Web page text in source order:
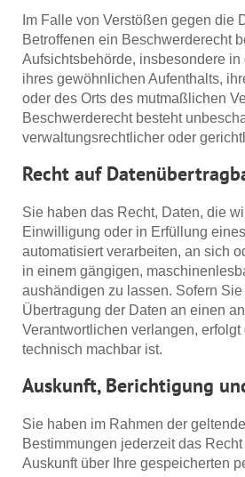
Im Falle von Verstößen gegen die
Betroffenen ein Beschwerderecht
Aufsichtsbehörde, insbesondere in
ihres gewöhnlichen Aufenthalts,
oder des Orts des mutmaßlichen
Beschwerderecht besteht
verwaltungsrechtlicher oder
Recht auf
Sie haben das Recht, Daten, die
Einwilligung oder in Erfüllung
automatisiert verarbeiten, an sich
in einem gängigen,
aushändigen zu lassen. Sofern
Übertragung der Daten an einen
Verantwortlichen verlangen, erfolgt
technisch machbar ist.
Auskunft, Berichtigung
Sie haben im Rahmen der
Bestimmungen jederzeit das
Auskunft über Ihre gespeicherten